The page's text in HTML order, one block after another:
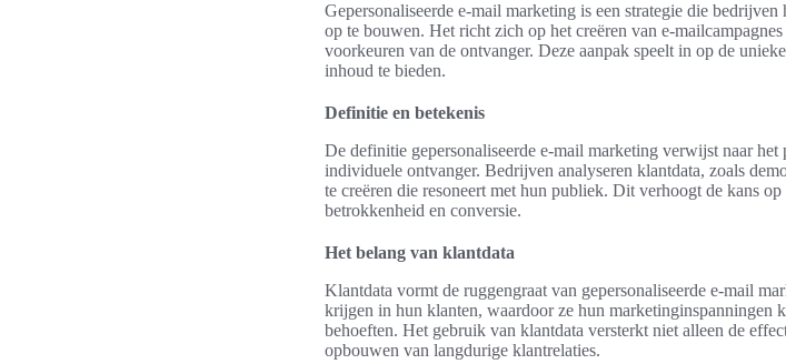
Gepersonaliseerde e-mail marketing is een strategie die
op te bouwen. Het richt zich op het creëren van e-
voorkeuren van de ontvanger. Deze aanpak speelt in op de
inhoud te bieden.
Definitie en betekenis
De definitie gepersonaliseerde e-mail marketing verwijst naar
individuele ontvanger. Bedrijven analyseren klantdata, zoals
te creëren die resoneert met hun publiek. Dit verhoogt de kans
betrokkenheid en conversie.
Het belang van klantdata
Klantdata vormt de ruggengraat van gepersonaliseerde e-mail
krijgen in hun klanten, waardoor ze hun marketinginspanningen
behoeften. Het gebruik van klantdata versterkt niet alleen de
opbouwen van langdurige klantrelaties.